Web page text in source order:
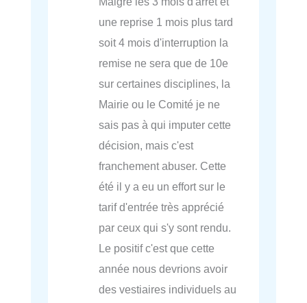
une reprise 1 mois plus tard
soit 4 mois d'interruption la
remise ne sera que de 10e
sur certaines disciplines, la
Mairie ou le Comité je ne
sais pas à qui imputer cette
décision, mais c'est
franchement abuser. Cette
été il y a eu un effort sur le
tarif d'entrée très apprécié
par ceux qui s'y sont rendu.
Le positif c'est que cette
année nous devrions avoir
des vestiaires individuels au